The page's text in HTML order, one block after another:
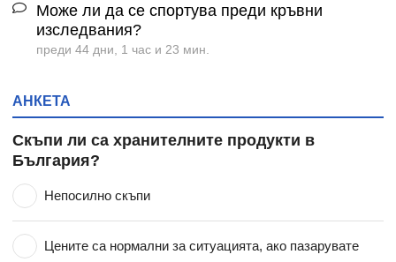
Може ли да се спортува преди кръвни
изследвания?
преди 44 дни, 1 час и 23 мин.
АНКЕТА
Скъпи ли са хранителните продукти в
България?
Непосилно скъпи
Цените са нормални за ситуацията, ако пазарувате